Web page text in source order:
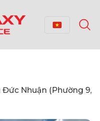
Đức Nhuận (Phường 9,